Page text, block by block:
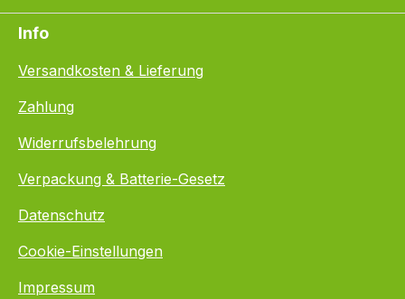
Info
Versandkosten & Lieferung
Zahlung
Widerrufsbelehrung
Verpackung & Batterie-Gesetz
Datenschutz
Cookie-Einstellungen
Impressum